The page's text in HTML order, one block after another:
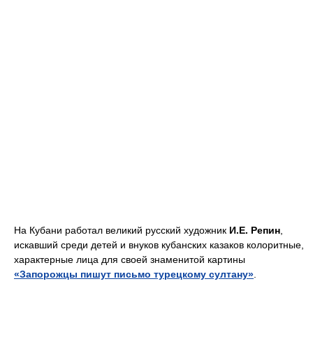
На Кубани работал великий русский художник И.Е. Репин
искавший среди детей и внуков кубанских казаков колоритные,
характерные лица для своей знаменитой картины
«Запорожцы пишут письмо турецкому султану»